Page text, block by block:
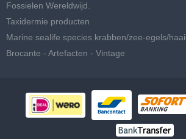
Fossielen Wereldwijd.
Taxidermie producten
Marine sealife species krabben/zee-egels/
Brocante - Artefacten - Vintage